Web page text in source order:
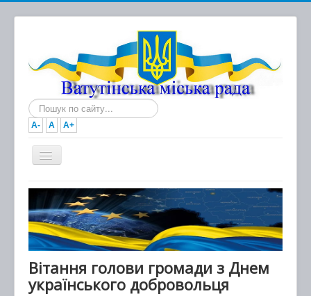
Пошук...
A- A A+
Головна
Новини
Документи
Міська рада
Виконавчий комітет
Вітання голови громади з Днем
українського добровольця